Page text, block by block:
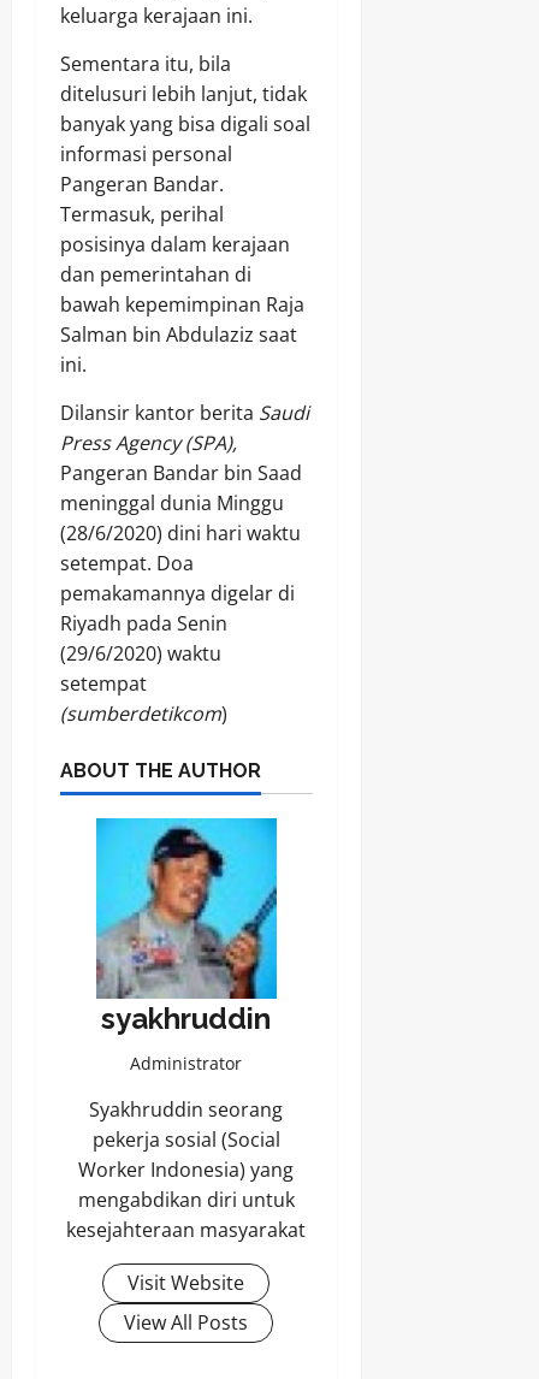
keluarga kerajaan ini.
Sementara itu, bila
ditelusuri lebih lanjut, tidak
banyak yang bisa digali soal
informasi personal
Pangeran Bandar.
Termasuk, perihal
posisinya dalam kerajaan
dan pemerintahan di
bawah kepemimpinan Raja
Salman bin Abdulaziz saat
ini.
Dilansir kantor berita Saudi
Press Agency (SPA),
Pangeran Bandar bin Saad
meninggal dunia Minggu
(28/6/2020) dini hari waktu
setempat. Doa
pemakamannya digelar di
Riyadh pada Senin
(29/6/2020) waktu
setempat
(sumberdetikcom)
ABOUT THE AUTHOR
syakhruddin
Administrator
Syakhruddin seorang
pekerja sosial (Social
Worker Indonesia) yang
mengabdikan diri untuk
kesejahteraan masyarakat
Visit Website
View All Posts